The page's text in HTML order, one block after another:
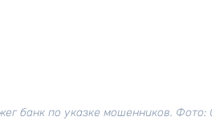
банк по указке мошенников.